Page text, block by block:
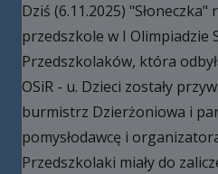
Dziś (6.11.2025)
przedszkole w I Olimpiadzie
Przedszkolaków, która
OSiR - u. Dzieci zostały
burmistrz Dzierżoniowa i
pomysłodawcę i
Przedszkolaki miały do